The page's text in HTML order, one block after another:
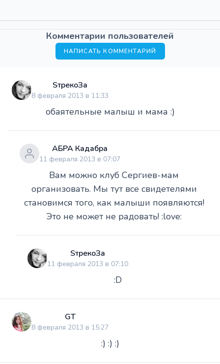
Комментарии пользователей
НАПИСАТЬ КОММЕНТАРИЙ
SтрекоЗа
8 февраля 2013 в 11:33
обаятельные малыш и мама :)
АБРА Кадабра
11 февраля 2013 в 07:07
Вам можно клуб Сергиев-мам
организовать. Мы тут все свидетелями
становимся того, как малыши появляются!
Это не может не радовать! :love:
SтрекоЗа
11 февраля 2013 в 07:10
:D
GT
8 февраля 2013 в 15:27
:) :) :)